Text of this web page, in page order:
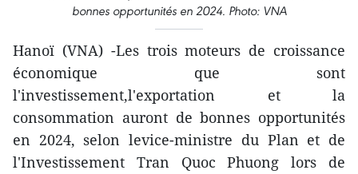
bonnes opportunités en 2024. Photo: VNA
Hanoï (VNA) -Les trois moteurs de croissance
économique que sont
l'investissement,l'exportation et la
consommation auront de bonnes opportunités
en 2024, selon levice-ministre du Plan et de
l'Investissement Tran Quoc Phuong lors de